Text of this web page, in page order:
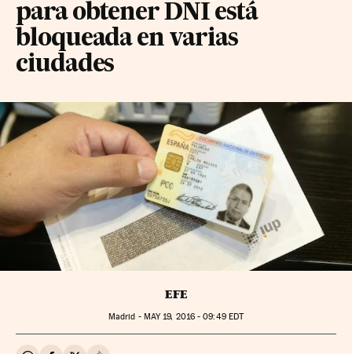
para obtener DNI está
bloqueada en varias
ciudades
EFE
Madrid - MAY19, 2016 - 09:49EDT